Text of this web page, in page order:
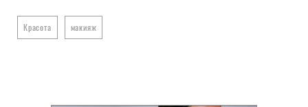
Красота макияж